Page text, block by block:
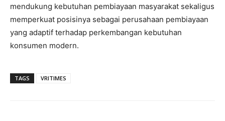
mendukung kebutuhan pembiayaan masyarakat sekaligus
memperkuat posisinya sebagai perusahaan pembiayaan
yang adaptif terhadap perkembangan kebutuhan
konsumen modern.
TAGS VRITIMES